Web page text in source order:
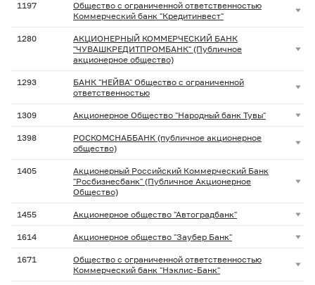
1197
Общество с ограниченной ответственностью
Коммерческий банк "Кредитинвест"
1280
АКЦИОНЕРНЫЙ КОММЕРЧЕСКИЙ БАНК
"ЧУВАШКРЕДИТПРОМБАНК" (Публичное
акционерное общество)
1293
БАНК "НЕЙВА" Общество с ограниченной
ответственностью
1309 Акционерное Общество "Народный банк Тувы"
1398
РОСКОМСНАББАНК (публичное акционерное
общество)
1405
Акционерный Российский Коммерческий Банк
"Росбизнесбанк" (Публичное Акционерное
Общество)
1455 Акционерное общество "Автоградбанк"
1614 Акционерное общество "Заубер Банк"
1671
Общество с ограниченной ответственностью
Коммерческий банк "Нэклис-Банк"